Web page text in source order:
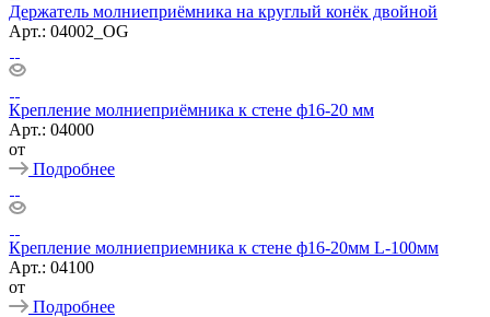
Держатель молниеприёмника на круглый конёк двойной
Арт.: 04002_OG
Крепление молниеприёмника к стене ф16-20 мм
Арт.: 04000
от
Подробнее
Крепление молниеприемника к стене ф16-20мм L-100мм
Арт.: 04100
от
Подробнее